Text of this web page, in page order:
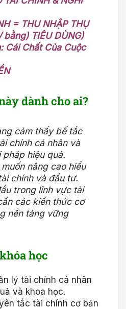
= THU NHẬP THỤ
bằng) TIÊU DÙNG)
Cái Chất Của Cuộc
dành cho ai?
cảm thấy bế tắc
chính cá nhân và
hiệu quả.
nâng cao hiểu
chính và đầu tư.
trong lĩnh vực tài
các kiến thức cơ
nền tảng vững
học
lý tài chính cá nhân
và khoa học.
tắc tài chính cơ bản